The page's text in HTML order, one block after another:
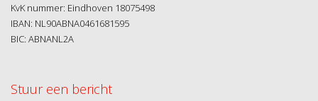
KvK nummer: Eindhoven 18075498
IBAN: NL90ABNA0461681595
BIC: ABNANL2A
Stuur een bericht